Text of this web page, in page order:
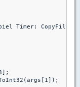
Timer: